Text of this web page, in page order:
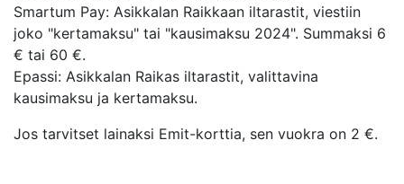
Smartum Pay: Asikkalan Raikkaan iltarastit, viestiin
joko "kertamaksu" tai "kausimaksu 2024". Summaksi 6
€ tai 60 €.
Epassi: Asikkalan Raikas iltarastit, valittavina
kausimaksu ja kertamaksu.
Jos tarvitset lainaksi Emit-korttia, sen vuokra on 2 €.